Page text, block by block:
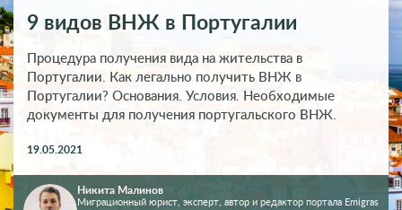
9 видов ВНЖ в Португалии
Процедура получения вида на жительства в
Португалии. Как легально получить ВНЖ в
Португалии? Основания. Условия. Необходимые
документы для получения португальского ВНЖ.
19.05.2021
Никита Малинов
Миграционный юрист, эксперт, автор и редактор портала Emigras